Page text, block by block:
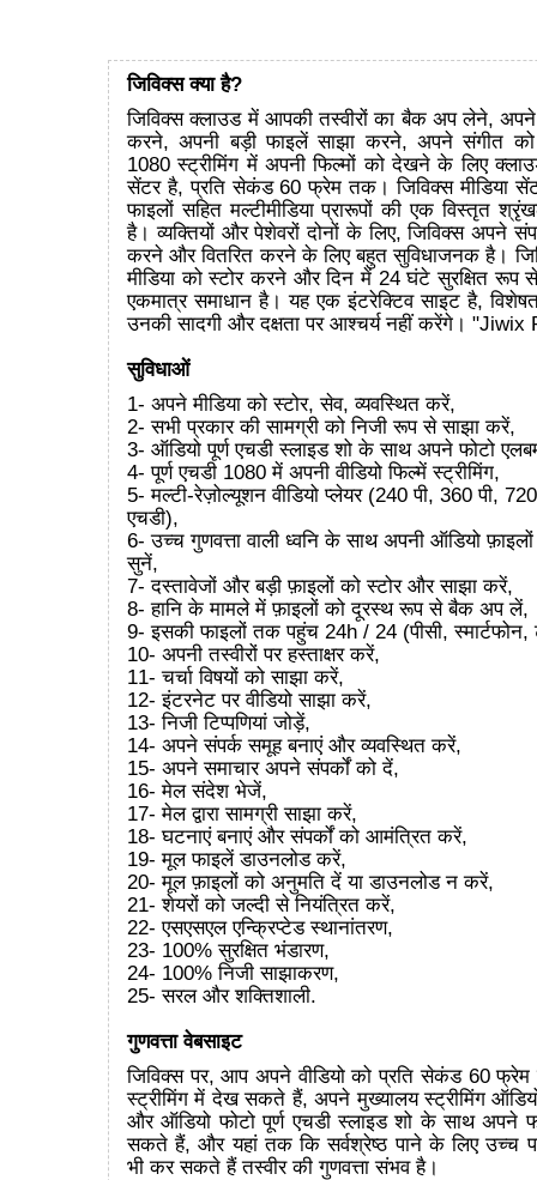
जिविक्स क्या है?
जिविक्स क्लाउड में आपकी तस्वीरों का बैक अप लेने, अपने
करने, अपनी बड़ी फाइलें साझा करने, अपने संगीत
1080 स्ट्रीमिंग में अपनी फिल्मों को देखने के लिए
सेंटर है, प्रति सेकंड 60 फ्रेम तक। जिविक्स मीडिया
फाइलों सहित मल्टीमीडिया प्रारूपों की एक विस्तृत
है। व्यक्तियों और पेशेवरों दोनों के लिए, जिविक्स अपने
करने और वितरित करने के लिए बहुत सुविधाजनक है।
मीडिया को स्टोर करने और दिन में 24 घंटे सुरक्षित
एकमात्र समाधान है। यह एक इंटरेक्टिव साइट है,
उनकी सादगी और दक्षता पर आश्चर्य नहीं करेंगे। "Jiwix
सुविधाओं
1- अपने मीडिया को स्टोर, सेव, व्यवस्थित करें,
2- सभी प्रकार की सामग्री को निजी रूप से साझा करें,
3- ऑडियो पूर्ण एचडी स्लाइड शो के साथ अपने फोटो
4- पूर्ण एचडी 1080 में अपनी वीडियो फिल्में स्ट्रीमिंग,
5- मल्टी-रेज़ोल्यूशन वीडियो प्लेयर (240 पी, 360 पी,
एचडी),
6- उच्च गुणवत्ता वाली ध्वनि के साथ अपनी ऑडियो
सुनें,
7- दस्तावेजों और बड़ी फ़ाइलों को स्टोर और साझा करें,
8- हानि के मामले में फ़ाइलों को दूरस्थ रूप से बैक अप लें,
9- इसकी फाइलों तक पहुंच 24h / 24 (पीसी,
10- अपनी तस्वीरों पर हस्ताक्षर करें,
11- चर्चा विषयों को साझा करें,
12- इंटरनेट पर वीडियो साझा करें,
13- निजी टिप्पणियां जोड़ें,
14- अपने संपर्क समूह बनाएं और व्यवस्थित करें,
15- अपने समाचार अपने संपर्कों को दें,
16- मेल संदेश भेजें,
17- मेल द्वारा सामग्री साझा करें,
18- घटनाएं बनाएं और संपर्कों को आमंत्रित करें,
19- मूल फाइलें डाउनलोड करें,
20- मूल फ़ाइलों को अनुमति दें या डाउनलोड न करें,
21- शेयरों को जल्दी से नियंत्रित करें,
22- एसएसएल एन्क्रिप्टेड स्थानांतरण,
23- 100% सुरक्षित भंडारण,
24- 100% निजी साझाकरण,
25- सरल और शक्तिशाली.
गुणवत्ता वेबसाइट
जिविक्स पर, आप अपने वीडियो को प्रति सेकंड 60 फ्रेम
स्ट्रीमिंग में देख सकते हैं, अपने मुख्यालय स्ट्रीमिंग
और ऑडियो फोटो पूर्ण एचडी स्लाइड शो के साथ अपने
सकते हैं, और यहां तक कि सर्वश्रेष्ठ पाने के लिए उच्च
भी कर सकते हैं तस्वीर की गुणवत्ता संभव है।